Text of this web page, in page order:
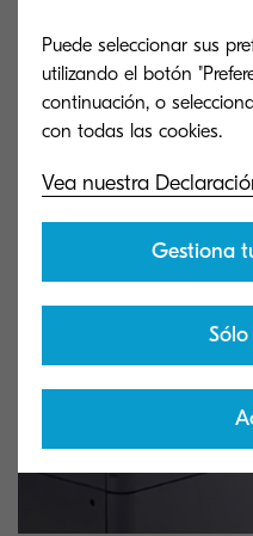
Puede seleccionar sus
utilizando el botón
continuación, o
Vea nuestra
Gestiona
Sólo